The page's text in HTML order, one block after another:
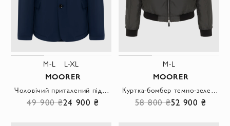
M-L L-XL
MOORER
49 900 ₴24 900 ₴
M-L
MOORER
58 800 ₴52 900 ₴